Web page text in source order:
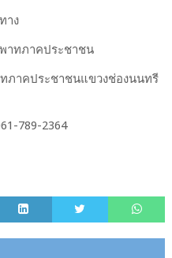
าง
พาทภาคประชาชน
ทภาคประชาชนแขวงช่องนนทรี
789-2364